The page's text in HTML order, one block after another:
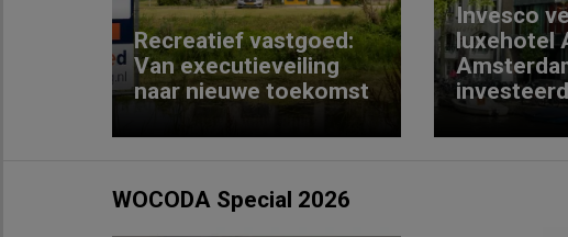
Recreatief vastgoed:
Van executieveiling
naar nieuwe toekomst
Invesco
luxehotel
WOCODA Special 2026